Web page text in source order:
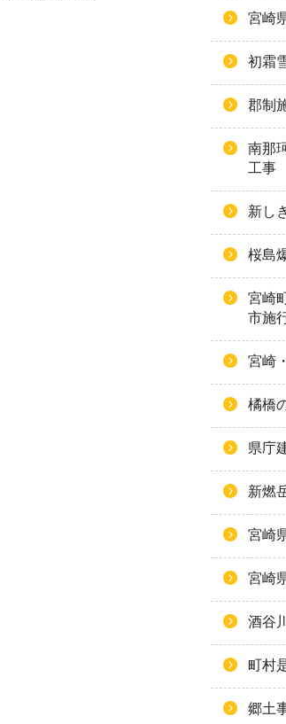
宮崎
初霜
郡制
南那
工事
新し
桜島
宮崎
市施
宮崎
橘橋
県庁
新燃
宮崎
宮崎
酒谷
町村
郷土